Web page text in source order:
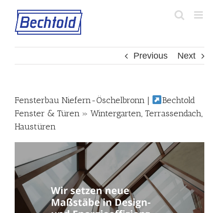
content
Previous Next
Fensterbau Niefern-Öschelbronn |
Bechtold
Fenster & Türen » Wintergarten, Terrassendach,
Haustüren